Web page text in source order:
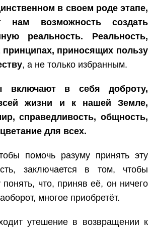
в своем роде этапе,
нам возможность создать
реальность. Реальность,
приносящих пользу
, а не только избранным.
включают в себя доброту,
жизни и к нашей Земле,
справедливость, общность,
для всех.
помочь разуму принять эту
заключается в том, чтобы
понять, что, приняв её, он ничего
многое приобретёт.
утешение в возвращении к